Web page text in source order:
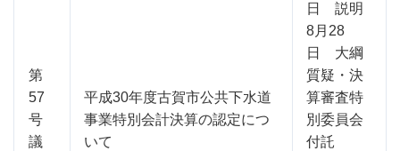
第
57
号
議
平成30年度古賀市公共下水道
事業特別会計決算の認定につ
いて
日 説明
8月28
日 大綱
質疑・決
算審査特
別委員会
付託